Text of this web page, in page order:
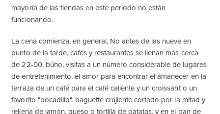
mayoría de las tiendas en este periodo no están
funcionando.
La cena comienza, en general, No antes de las nueve en
punto de la tarde, cafés y restaurantes se llenan más cerca
de 22-00. búho, visitas a un número considerable de lugares
de entretenimiento, el amor para encontrar el amanecer en la
terraza de un café para el café caliente y un croissant o un
favorito "bocadillo". baguette crujiente cortado por la mitad y
rellena de jamón, queso o tortilla de patatas, y en el pan de